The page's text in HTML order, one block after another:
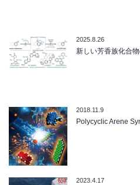
2025.8.26
新しい芳香族化合
2018.11.9
Polycyclic Arene
2023.4.17